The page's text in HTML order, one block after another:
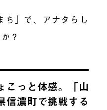
ち」で、アナタらし
？
こっと体感。「山
信濃町で挑戦する